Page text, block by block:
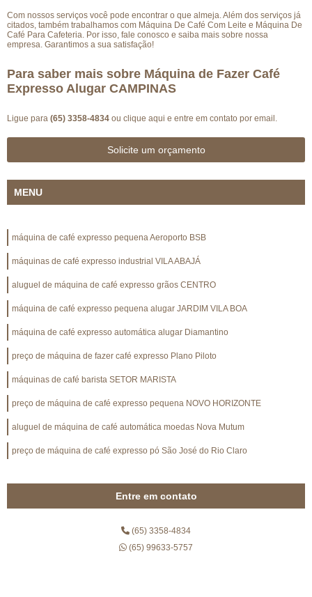
Com nossos serviços você pode encontrar o que almeja. Além dos serviços já
citados, também trabalhamos com Máquina De Café Com Leite e Máquina De
Café Para Cafeteria. Por isso, fale conosco e saiba mais sobre nossa
empresa. Garantimos a sua satisfação!
Para saber mais sobre Máquina de Fazer Café
Expresso Alugar CAMPINAS
Ligue para (65) 3358-4834 ou clique aqui e entre em contato por email.
Solicite um orçamento
MENU
máquina de café expresso pequena Aeroporto BSB
máquinas de café expresso industrial VILA ABAJÁ
aluguel de máquina de café expresso grãos CENTRO
máquina de café expresso pequena alugar JARDIM VILA BOA
máquina de café expresso automática alugar Diamantino
preço de máquina de fazer café expresso Plano Piloto
máquinas de café barista SETOR MARISTA
preço de máquina de café expresso pequena NOVO HORIZONTE
aluguel de máquina de café automática moedas Nova Mutum
preço de máquina de café expresso pó São José do Rio Claro
Entre em contato
(65) 3358-4834
(65) 99633-5757